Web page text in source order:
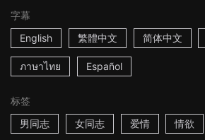
字幕
English
繁體中文 简体中文
ภาษาไทย Español
标签
男同志
女同志 爱情 情欲